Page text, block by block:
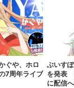
ぐや、ホロ
7周年ライブ
ぶいす
を発表
に配信